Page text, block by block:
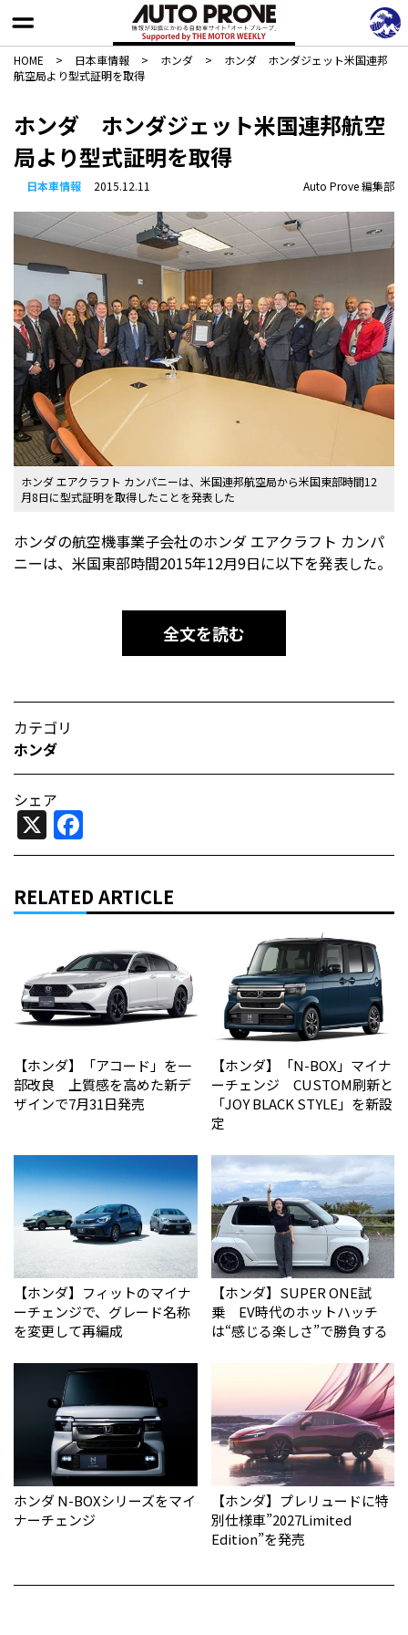
HOME > 日本車情報​ > ホンダ >
ホンダ ホンダジェット米国連邦
航空局より型式証明を取得
ホンダ ホンダジェット米国連邦航空
局より型式証明を取得
日本車情報​ 2015.12.11 Auto Prove 編集部
ホンダ エアクラフト カンパニーは、米国連邦航空局から米国東部時間12
月8日に型式証明を取得したことを発表した
ホンダの航空機事業子会社のホンダ エアクラフト カンパ
ニーは、米国東部時間2015年12月9日に以下を発表した。
全文を読む
カテゴリ
ホンダ
シェア
X
RELATED ARTICLE
【ホンダ】「アコード」を一
部改良 上質感を高めた新デ
ザインで7月31日発売
【ホンダ】「N-BOX」マイナ
ーチェンジ CUSTOM刷新と
「JOY BLACK STYLE」を新設
定
【ホンダ】フィットのマイナ
ーチェンジで、グレード名称
を変更して再編成
【ホンダ】SUPER ONE試
乗 EV時代のホットハッチ
は“感じる楽しさ”で勝負する
ホンダ N-BOXシリーズをマイ
ナーチェンジ
【ホンダ】プレリュードに特
別仕様車”2027Limited
Edition”を発売